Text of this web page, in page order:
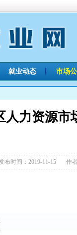
就业动态 市场
人力资源市
布时间：2019-11-15 作